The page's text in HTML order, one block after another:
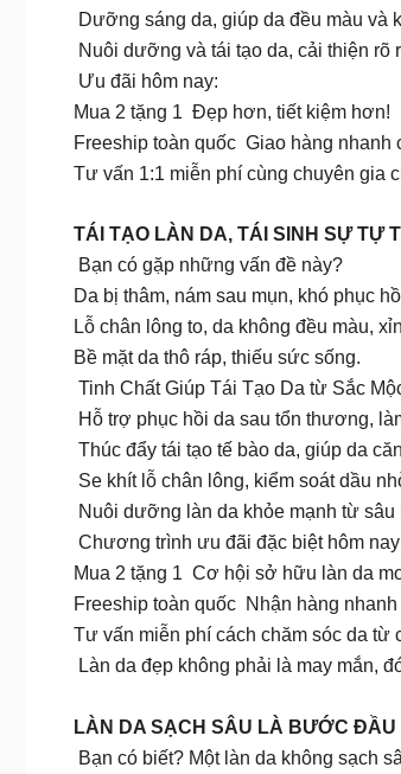
Dưỡng sáng da, giúp da đều màu và
Nuôi dưỡng và tái tạo da, cải thiện rõ
Ưu đãi hôm nay:
Mua 2 tặng 1 Đẹp hơn, tiết kiệm hơn!
Freeship toàn quốc Giao hàng nhanh
Tư vấn 1:1 miễn phí cùng chuyên gia
TÁI TẠO LÀN DA, TÁI SINH SỰ TỰ
Bạn có gặp những vấn đề này?
Da bị thâm, nám sau mụn, khó phục
Lỗ chân lông to, da không đều màu,
Bề mặt da thô ráp, thiếu sức sống.
Tinh Chất Giúp Tái Tạo Da từ Sắc
Hỗ trợ phục hồi da sau tổn thương,
Thúc đẩy tái tạo tế bào da, giúp da
Se khít lỗ chân lông, kiểm soát dầu
Nuôi dưỡng làn da khỏe mạnh từ
Chương trình ưu đãi đặc biệt hôm
Mua 2 tặng 1 Cơ hội sở hữu làn da
Freeship toàn quốc Nhận hàng nhanh
Tư vấn miễn phí cách chăm sóc da từ
Làn da đẹp không phải là may mắn,
LÀN DA SẠCH SÂU LÀ BƯỚC
Bạn có biết? Một làn da không sạch